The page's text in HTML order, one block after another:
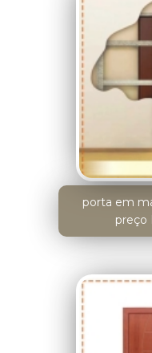
porta em
preço